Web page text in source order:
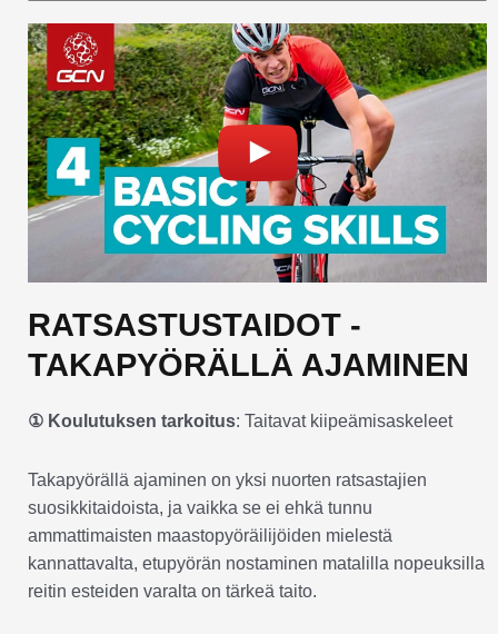
RATSASTUSTAIDOT -
TAKAPYÖRÄLLÄ AJAMINEN
① Koulutuksen tarkoitus: Taitavat kiipeämisaskeleet
Takapyörällä ajaminen on yksi nuorten ratsastajien
suosikkitaidoista, ja vaikka se ei ehkä tunnu
ammattimaisten maastopyöräilijöiden mielestä
kannattavalta, etupyörän nostaminen matalilla nopeuksilla
reitin esteiden varalta on tärkeä taito.